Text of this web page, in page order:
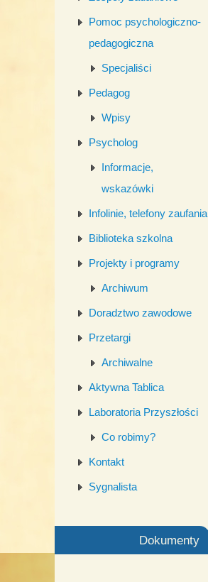
Pomoc psychologiczno-
pedagogiczna
Specjaliści
Pedagog
Wpisy
Psycholog
Informacje,
wskazówki
Infolinie, telefony zaufania
Biblioteka szkolna
Projekty i programy
Archiwum
Doradztwo zawodowe
Przetargi
Archiwalne
Aktywna Tablica
Laboratoria Przyszłości
Co robimy?
Kontakt
Sygnalista
Dokumenty